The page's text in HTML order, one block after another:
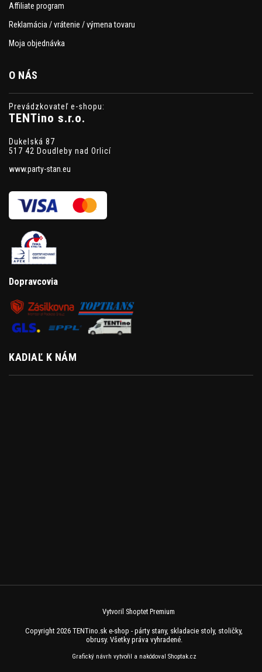
Affiliate program
Reklamácia / vrátenie / výmena tovaru
Moja objednávka
O NÁS
Prevádzkovateľ e-shopu:
TENTino s.r.o.
Dukelská 87
517 42 Doudleby nad Orlicí
www.party-stan.eu
Dopravcovia
KADIAĽ K NÁM
Vytvoril Shoptet Premium
Copyright 2026 TENTino.sk e-shop - párty stany, skladacie stoly, stoličky,
obrusy. Všetky práva vyhradené.
Grafický návrh vytvořil a nakódoval Shoptak.cz